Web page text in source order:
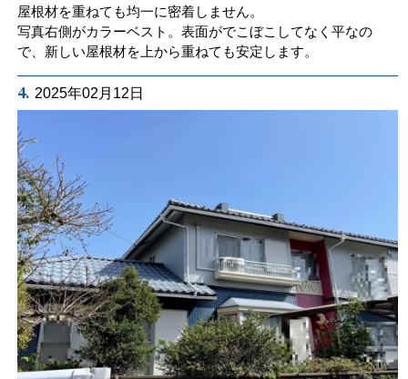
屋根材を重ねても均一に密着しません。
写真右側がカラーベスト。表面がでこぼこしてなく平なの
で、新しい屋根材を上から重ねても安定します。
4. 2025年02月12日